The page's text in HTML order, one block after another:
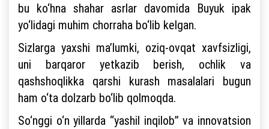
bu ko‘hna shahar asrlar davomida Buyuk ipak
yo‘lidagi muhim chorraha bo‘lib kelgan.
Sizlarga yaxshi ma’lumki, oziq-ovqat xavfsizligi,
uni barqaror yetkazib berish, ochlik va
qashshoqlikka qarshi kurash masalalari bugun
ham o‘ta dolzarb bo‘lib qolmoqda.
So‘nggi o‘n yillarda “yashil inqilob” va innovatsion